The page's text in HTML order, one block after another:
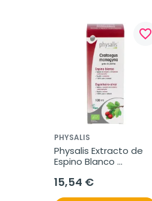
favorite_border
PHYSALIS
Physalis Extracto de
Espino Blanco
15,54 €